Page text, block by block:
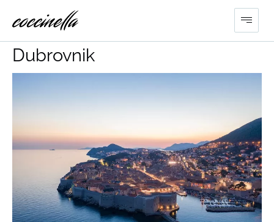
Ferientörn Umgebung
Dubrovnik